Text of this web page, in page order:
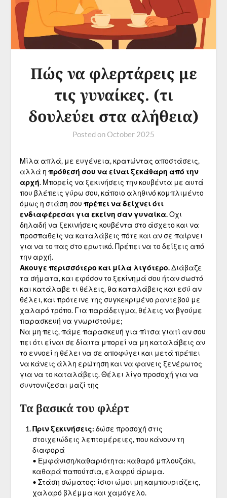
Πώς να φλερτάρεις με
τις γυναίκες. (τι
δουλεύει στα αλήθεια)
Posted onOctober 2025
Μίλα απλά, με ευγένεια, κρατώντας αποστάσεις,
αλλά η πρόθεσή σου να είναι ξεκάθαρη από την
αρχή. Μπορείς να ξεκινήσεις την κουβέντα με αυτά
που βλέπεις γύρω σου, κάποιο αληθινό κομπλιμέντο
όμως η στάση σου πρέπει να δείχνει ότι
ενδιαφέρεσαι για εκείνη σαν γυναίκα.Οχι
δηλαδή να ξεκινήσεις κουβέντα στο άσχετο και να
προσπαθείς να καταλάβεις πότε και αν σε παίρνει
για να το πας στο ερωτικό. Πρέπει να το δείξεις από
την αρχή.
Ακουγε περισσότερο και μίλα λιγότερο.Διάβαζε
τα σήματα, και εφόσον το ξεκίνημά σου ήταν σωστό
και κατάλαβε τι θέλεις, θα καταλάβεις και εσύ αν
θέλει, και πρότεινε της συγκεκριμένο ραντεβού με
χαλαρό τρόπο. Για παράδειγμα, θέλεις να βγούμε
παρασκευή να γνωριστούμε;
Να μη πεις, πάμε παρασκευή για πίτσα γιατί αν σου
πει ότι είναι σε δίαιτα μπορεί να μη καταλάβεις αν
το εννοεί η θέλει να σε αποφύγει και μετά πρέπει
να κάνεις άλλη ερώτηση και να φανεις ξενέρωτος
για να το καταλάβεις. Θέλει λίγο προσοχή για να
συντονιζεσαι μαζί της
Τα βασικά του φλέρτ
Πριν ξεκινήσεις: δώσε προσοχή στις
στοιχειώδεις λεπτομέρειες, που κάνουν τη
διαφορά
• Εμφάνιση/καθαριότητα: καθαρό μπλουζάκι,
καθαρά παπούτσια, ελαφρύ άρωμα.
• Στάση σώματος: ίσιοι ώμοι μη καμπουριάζεις,
χαλαρό βλέμμα και χαμόγελο.